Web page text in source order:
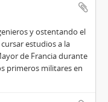
y ostentando el
estudios a la
de Francia durante
primeros militares en